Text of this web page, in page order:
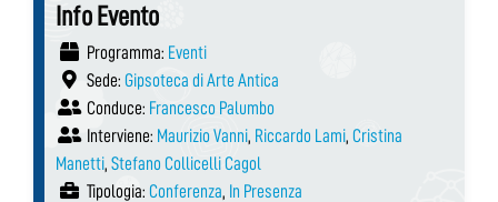
Info Evento
Programma: Eventi
Sede: Gipsoteca di Arte Antica
Conduce: Francesco Palumbo
Interviene: Maurizio Vanni, Riccardo Lami, Cristina
Manetti, Stefano Collicelli Cagol
Tipologia: Conferenza, In Presenza